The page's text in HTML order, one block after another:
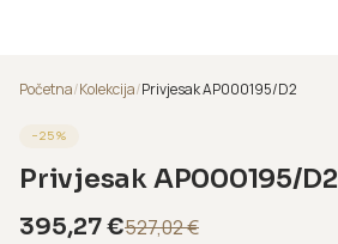
Početna/Kolekcija/Privjesak AP000195/D2
−25%
Privjesak AP000195/D2
395,27€527,02€